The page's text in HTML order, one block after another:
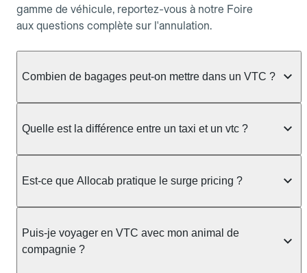
gamme de véhicule, reportez-vous à notre Foire
aux questions complète sur l'annulation.
Combien de bagages peut-on mettre dans un VTC ?
réservée :
Berline, Green, Berline Affaires, VAO : jusqu'à 3
Moto-taxi : jusqu'à 2 bagages cabine TPMR : 1
bagage
Le prix de la course ne change pas selon le
nombre de bagages. Si vous avez des bagages
Quelle est la différence entre un taxi et un vtc ?
dans la rue ou à une station, avec un tarif calculé au
réservation préalable et propose un prix fixe connu
à l'avance, sans mauvaise surprise ni frais cachés.
Chez Allocab, tous les chauffeurs sont des
Est-ce que Allocab pratique le surge pricing ?
prix de votre course est calculé et affiché avant la
validation de la réservation, puis fixé définitivement.
Puis-je voyager en VTC avec mon animal de
compagnie ?